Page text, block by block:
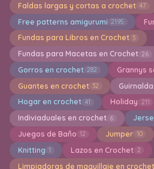
Faldas largas y cortas a crochet 47
Free patterns amigurumi 2195
Fundas para Libros en Crochet 3
Fundas para Macetas en Crochet 26
Gorros en crochet 282 Grannys
Guantes en crochet 32
Hogar en crochet 41 Holiday 211
Indiviaduales en crochet 6
Juegos de Baño 12 Jumper 10
Knitting 1 Lazos en Crochet 2
Limpiadoras de maquillaje en crochet